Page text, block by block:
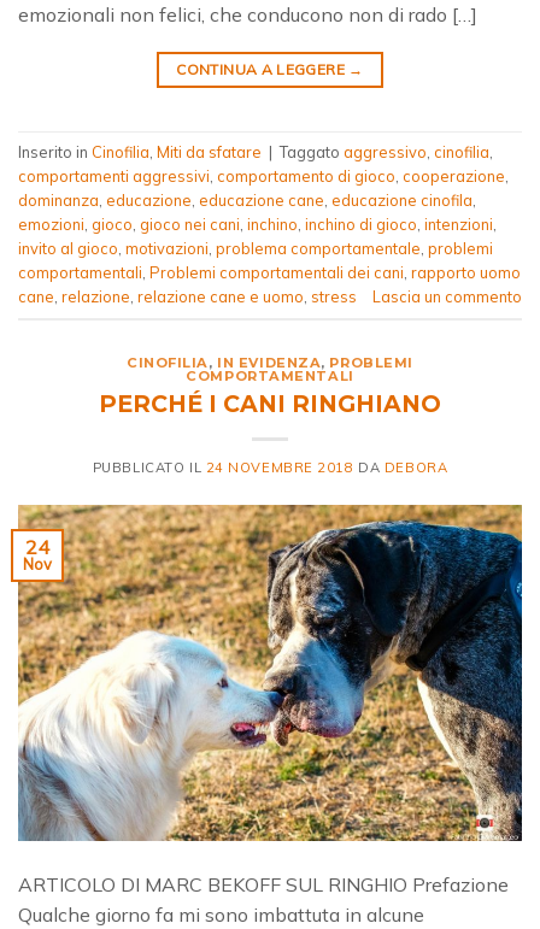
emozionali non felici, che conducono non di rado […]
CONTINUA A LEGGERE →
Inserito in Cinofilia Miti da sfatare | Taggato aggressivo cinofilia
comportamenti aggressivi comportamento di gioco cooperazione
dominanza educazione educazione cane educazione cinofila
emozioni gioco gioco nei cani inchino inchino di gioco intenzioni
invito al gioco motivazioni problema comportamentale problemi
comportamentali Problemi comportamentali dei cani rapporto uomo
cane relazione relazione cane e uomo stress Lascia un commento
CINOFILIA, IN EVIDENZA, PROBLEMI
COMPORTAMENTALI
PERCHÉ I CANI RINGHIANO
PUBBLICATO IL 24 NOVEMBRE 2018 DA DEBORA
24
Nov
ARTICOLO DI MARC BEKOFF SUL RINGHIO Prefazione
Qualche giorno fa mi sono imbattuta in alcune